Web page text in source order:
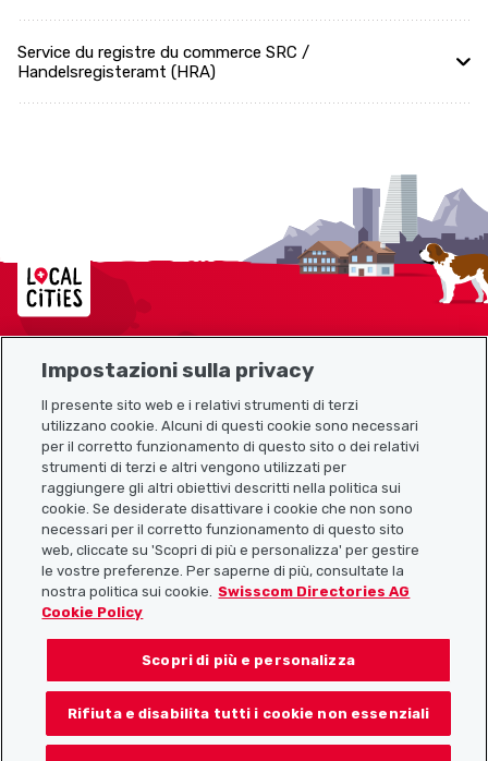
Service du registre du commerce SRC /
Handelsregisteramt (HRA)
Localcities
Link utili
Scarica l’app Localcities
Seguiteci su:
Impostazioni sulla privacy
Il presente sito web e i relativi strumenti di terzi
utilizzano cookie. Alcuni di questi cookie sono necessari
per il corretto funzionamento di questo sito o dei relativi
strumenti di terzi e altri vengono utilizzati per
raggiungere gli altri obiettivi descritti nella politica sui
cookie. Se desiderate disattivare i cookie che non sono
necessari per il corretto funzionamento di questo sito
web, cliccate su 'Scopri di più e personalizza' per gestire
le vostre preferenze. Per saperne di più, consultate la
nostra politica sui cookie.
Swisscom Directories AG
Cookie Policy
Scopri di più e personalizza
Rifiuta e disabilita tutti i cookie non essenziali